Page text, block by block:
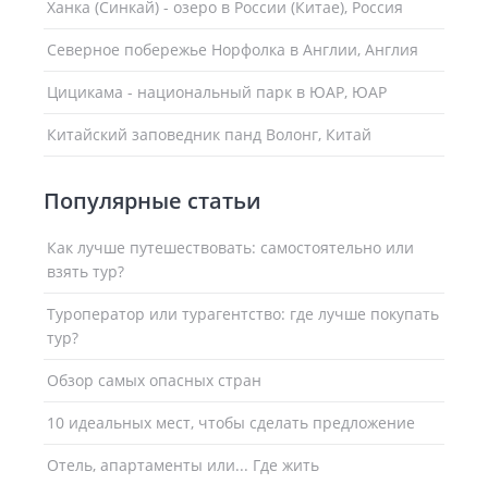
Ханка (Синкай) - озеро в России (Китае), Россия
Северное побережье Норфолка в Англии, Англия
Цицикама - национальный парк в ЮАР, ЮАР
Китайский заповедник панд Волонг, Китай
Популярные статьи
Как лучше путешествовать: самостоятельно или
взять тур?
Туроператор или турагентство: где лучше покупать
тур?
Обзор самых опасных стран
10 идеальных мест, чтобы сделать предложение
Отель, апартаменты или... Где жить